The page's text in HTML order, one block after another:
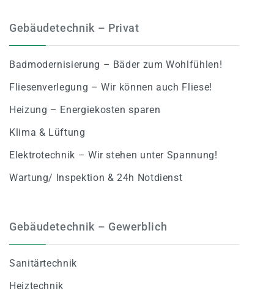
Gebäudetechnik – Privat
Badmodernisierung – Bäder zum Wohlfühlen!
Fliesenverlegung – Wir können auch Fliese!
Heizung – Energiekosten sparen
Klima & Lüftung
Elektrotechnik – Wir stehen unter Spannung!
Wartung/ Inspektion & 24h Notdienst
Gebäudetechnik – Gewerblich
Sanitärtechnik
Heiztechnik